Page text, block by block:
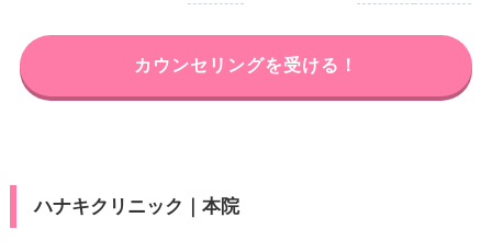
カウンセリングを受ける！
ハナキクリニック｜本院